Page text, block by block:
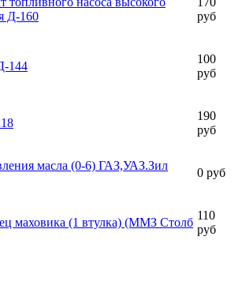
Д-160
руб
144
100
руб
190
руб
масла (0-6) ГАЗ,УАЗ.Зил
0 руб
маховика (1 втулка) (ММЗ Столб
110
руб